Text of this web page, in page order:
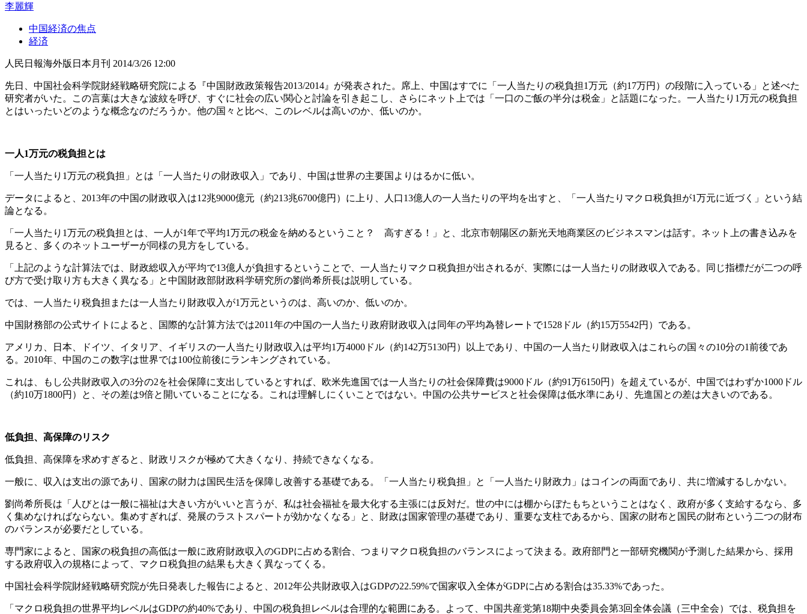
李麗輝
中国経済の焦点
経済
人民日報海外版日本月刊 2014/3/26 12:00
先日、中国社会科学院財経戦略研究院による『中国財政政策報告2013/2014』が発表された。席上、中国はすでに「一人当たりの税負担1万元（約17万円）の段階に入っている」と述べた
研究者がいた。この言葉は大きな波紋を呼び、すぐに社会の広い関心と討論を引き起こし、さらにネット上では「一口のご飯の半分は税金」と話題になった。一人当たり1万元の税負担
とはいったいどのような概念なのだろうか。他の国々と比べ、このレベルは高いのか、低いのか。
一人1万元の税負担とは
「一人当たり1万元の税負担」とは「一人当たりの財政収入」であり、中国は世界の主要国よりはるかに低い。
データによると、2013年の中国の財政収入は12兆9000億元（約213兆6700億円）に上り、人口13億人の一人当たりの平均を出すと、「一人当たりマクロ税負担が1万元に近づく」という結
論となる。
「一人当たり1万元の税負担とは、一人が1年で平均1万元の税金を納めるということ？ 高すぎる！」と、北京市朝陽区の新光天地商業区のビジネスマンは話す。ネット上の書き込みを
見ると、多くのネットユーザーが同様の見方をしている。
「上記のような計算法では、財政総収入が平均で13億人が負担するということで、一人当たりマクロ税負担が出されるが、実際には一人当たりの財政収入である。同じ指標だが二つの呼
び方で受け取り方も大きく異なる」と中国財政部財政科学研究所の劉尚希所長は説明している。
では、一人当たり税負担または一人当たり財政収入が1万元というのは、高いのか、低いのか。
中国財務部の公式サイトによると、国際的な計算方法では2011年の中国の一人当たり政府財政収入は同年の平均為替レートで1528ドル（約15万5542円）である。
アメリカ、日本、ドイツ、イタリア、イギリスの一人当たり財政収入は平均1万4000ドル（約142万5130円）以上であり、中国の一人当たり財政収入はこれらの国々の10分の1前後であ
る。2010年、中国のこの数字は世界では100位前後にランキングされている。
これは、もし公共財政収入の3分の2を社会保障に支出しているとすれば、欧米先進国では一人当たりの社会保障費は9000ドル（約91万6150円）を超えているが、中国ではわずか1000ドル
（約10万1800円）と、その差は9倍と開いていることになる。これは理解しにくいことではない。中国の公共サービスと社会保障は低水準にあり、先進国との差は大きいのである。
低負担、高保障のリスク
低負担、高保障を求めすぎると、財政リスクが極めて大きくなり、持続できなくなる。
一般に、収入は支出の源であり、国家の財力は国民生活を保障し改善する基礎である。「一人当たり税負担」と「一人当たり財政力」はコインの両面であり、共に増減するしかない。
劉尚希所長は「人びとは一般に福祉は大きい方がいいと言うが、私は社会福祉を最大化する主張には反対だ。世の中には棚からぼたもちということはなく、政府が多く支給するなら、多
く集めなければならない。集めすぎれば、発展のラストスパートが効かなくなる」と、財政は国家管理の基礎であり、重要な支柱であるから、国家の財布と国民の財布という二つの財布
のバランスが必要だとしている。
専門家によると、国家の税負担の高低は一般に政府財政収入のGDPに占める割合、つまりマクロ税負担のバランスによって決まる。政府部門と一部研究機関が予測した結果から、採用
する政府収入の規格によって、マクロ税負担の結果も大きく異なってくる。
中国社会科学院財経戦略研究院が先日発表した報告によると、2012年公共財政収入はGDPの22.59%で国家収入全体がGDPに占める割合は35.33%であった。
「マクロ税負担の世界平均レベルはGDPの約40%であり、中国の税負担レベルは合理的な範囲にある。よって、中国共産党第18期中央委員会第3回全体会議（三中全会）では、税負担を